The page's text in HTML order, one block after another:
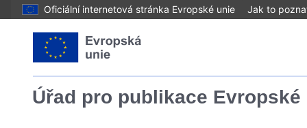
Oficiální internetová stránka Evropské unie Jak to
Úřad pro publikace Evropské